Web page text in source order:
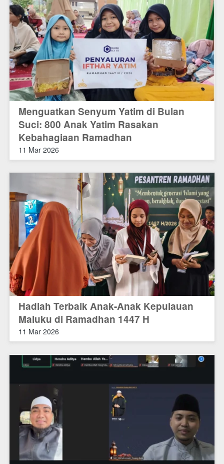
Menguatkan Senyum Yatim di Bulan
Suci: 800 Anak Yatim Rasakan
Kebahagiaan Ramadhan
11 Mar 2026
Hadiah Terbaik Anak-Anak Kepulauan
Maluku di Ramadhan 1447 H
11 Mar 2026